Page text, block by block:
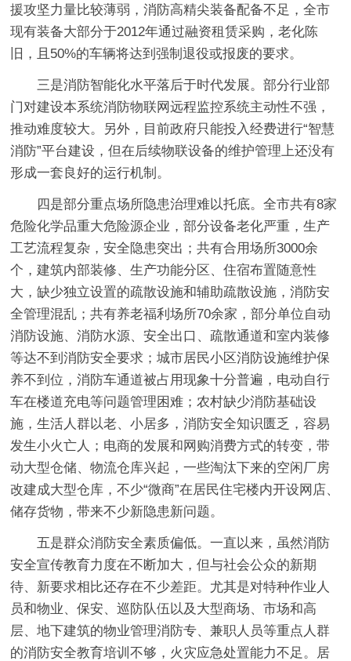
援攻坚力量比较薄弱，消防高精尖装备配备不足，全市
现有装备大部分于2012年通过融资租赁采购，老化陈
旧，且50%的车辆将达到强制退役或报废的要求。
三是消防智能化水平落后于时代发展。部分行业部
门对建设本系统消防物联网远程监控系统主动性不强，
推动难度较大。另外，目前政府只能投入经费进行“智慧
消防”平台建设，但在后续物联设备的维护管理上还没有
形成一套良好的运行机制。
四是部分重点场所隐患治理难以托底。全市共有8家
危险化学品重大危险源企业，部分设备老化严重，生产
工艺流程复杂，安全隐患突出；共有合用场所3000余
个，建筑内部装修、生产功能分区、住宿布置随意性
大，缺少独立设置的疏散设施和辅助疏散设施，消防安
全管理混乱；共有养老福利场所70余家，部分单位自动
消防设施、消防水源、安全出口、疏散通道和室内装修
等达不到消防安全要求；城市居民小区消防设施维护保
养不到位，消防车通道被占用现象十分普遍，电动自行
车在楼道充电等问题管理困难；农村缺少消防基础设
施，生活人群以老、小居多，消防安全知识匮乏，容易
发生小火亡人；电商的发展和网购消费方式的转变，带
动大型仓储、物流仓库兴起，一些淘汰下来的空闲厂房
改建成大型仓库，不少“微商”在居民住宅楼内开设网店、
储存货物，带来不少新隐患新问题。
五是群众消防安全素质偏低。一直以来，虽然消防
安全宣传教育力度在不断加大，但与社会公众的新期
待、新要求相比还存在不少差距。尤其是对特种作业人
员和物业、保安、巡防队伍以及大型商场、市场和高
层、地下建筑的物业管理消防专、兼职人员等重点人群
的消防安全教育培训不够，火灾应急处置能力不足。居